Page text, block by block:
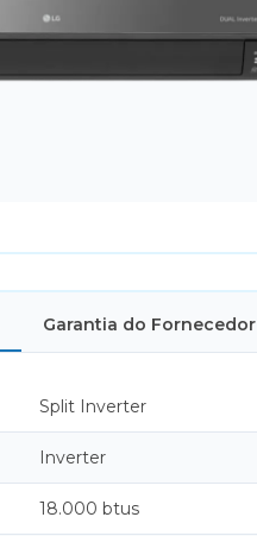
Garantia do Fornecedor
Split Inverter
Inverter
18.000 btus